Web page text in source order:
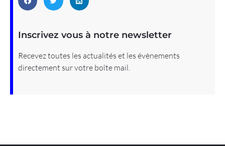
Inscrivez vous à notre newsletter
Recevez toutes les actualités et les évènements
directement sur votre boîte mail.